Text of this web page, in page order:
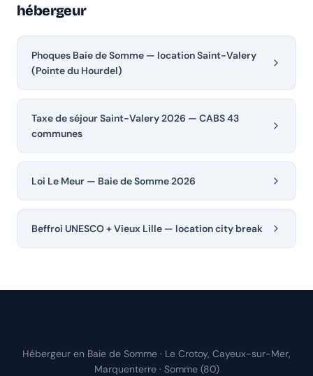
hébergeur
Phoques Baie de Somme — location Saint-Valery
(Pointe du Hourdel)
Taxe de séjour Saint-Valery 2026 — CABS 43
communes
Loi Le Meur — Baie de Somme 2026
Beffroi UNESCO + Vieux Lille — location city break
Hébergeur en Baie de Somme · Le Crotoy, Cayeux-sur-Mer,
Marquenterre · Somme (80)